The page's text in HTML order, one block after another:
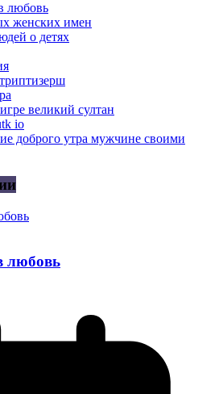
любовь
женских имен
о детях
великий султан
io
доброго утра мужчине своими
любовь